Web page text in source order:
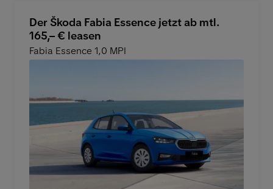
Der Škoda Fabia Essence jetzt ab mtl.
165,– € leasen
Fabia Essence 1,0 MPI